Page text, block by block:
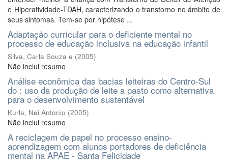
e Hiperatividade-TDAH, caracterizando o transtorno no âmbito de
seus sintomas. Tem-se por hipótese ...
Adaptação curricular para o deficiente mental no
processo de educação inclusiva na educação infantil
Silva, Carla Souza e (2005)
Não inclui resumo
Análise econômica das bacias leiteiras do Centro-Sul
do : uso da produção de leite a pasto como alternativa
para o desenvolvimento sustentável
Kurla, Nei Antonio (2005)
Não inclui resumo
A reciclagem de papel no processo ensino-
aprendizagem com alunos portadores de deficiência
mental na APAE - Santa Felicidade